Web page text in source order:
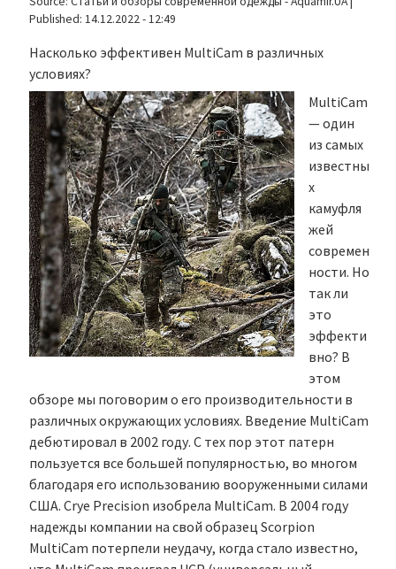
Published: 14.12.2022 - 12:49
Насколько эффективен MultiCam в различных
условиях?
MultiCam
— один
из самых
известны
х
камуфля
жей
современ
ности. Но
так ли
это
эффекти
вно? В
этом
обзоре мы поговорим о его производительности в
различных окружающих условиях. Введение MultiCam
дебютировал в 2002 году. С тех пор этот патерн
пользуется все большей популярностью, во многом
благодаря его использованию вооруженными силами
США. Crye Precision изобрела MultiCam. В 2004 году
надежды компании на свой образец Scorpion
MultiCam потерпели неудачу, когда стало известно,